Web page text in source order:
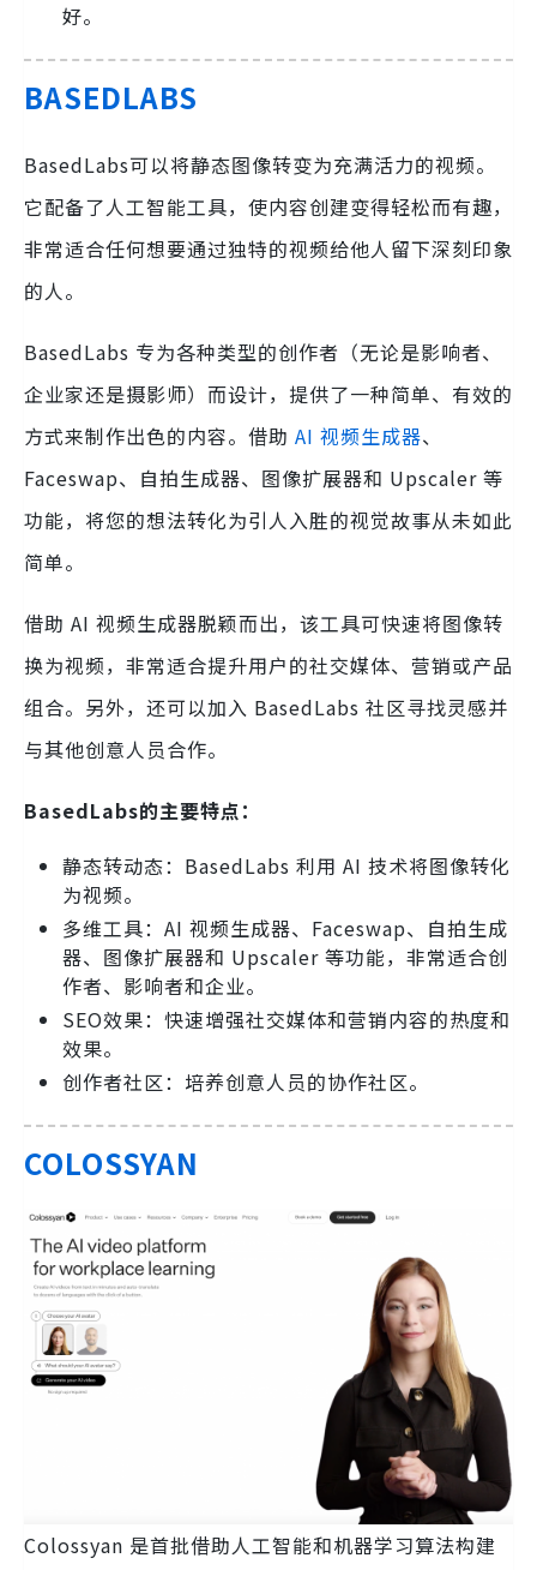
好。
BASEDLABS
BasedLabs可以将静态图像转变为充满活力的视频。
它配备了人工智能工具，使内容创建变得轻松而有趣，
非常适合任何想要通过独特的视频给他人留下深刻印象
的人。
BasedLabs 专为各种类型的创作者（无论是影响者、
企业家还是摄影师）而设计，提供了一种简单、有效的
方式来制作出色的内容。借助 AI 视频生成器、
Faceswap、自拍生成器、图像扩展器和 Upscaler 等
功能，将您的想法转化为引人入胜的视觉故事从未如此
简单。
借助 AI 视频生成器脱颖而出，该工具可快速将图像转
换为视频，非常适合提升用户的社交媒体、营销或产品
组合。另外，还可以加入 BasedLabs 社区寻找灵感并
与其他创意人员合作。
BasedLabs的主要特点：
静态转动态：BasedLabs 利用 AI 技术将图像转化
为视频。
多维工具：AI 视频生成器、Faceswap、自拍生成
器、图像扩展器和 Upscaler 等功能，非常适合创
作者、影响者和企业。
SEO效果：快速增强社交媒体和营销内容的热度和
效果。
创作者社区：培养创意人员的协作社区。
COLOSSYAN
Colossyan 是首批借助人工智能和机器学习算法构建